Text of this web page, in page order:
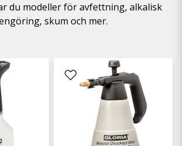
du modeller för avfettning, alkalisk
skum och mer.